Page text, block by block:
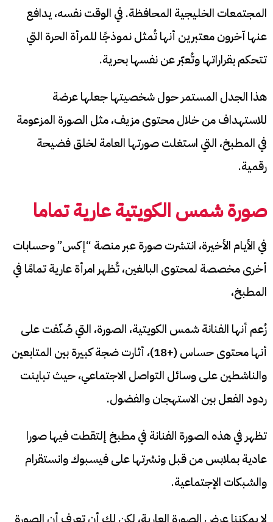
المجتمعات الخليجية المحافظة. في الوقت نفسه، يدافع
عنها آخرون معتبرين أنها تُمثل نموذجًا للمرأة الحرة التي
تتحكم بقراراتها وتُعبّر عن نفسها بحرية.
هذا الجدل المستمر حول شخصيتها جعلها عرضة
للاستهداف من خلال محتوى مزيف، مثل الصورة المزعومة
في المطبخ، التي استغلت صورتها العامة لخلق فضيحة
رقمية.
صورة شمس الكويتية عارية تماما
في الأيام الأخيرة، انتشرت صورة عبر منصة “إكس” وحسابات
أخرى مخصصة لمحتوى البالغين، تُظهر امرأة عارية تمامًا في
المطبخ،
زُعم أنها الفنانة شمس الكويتية، الصورة، التي صُنّفت على
أنها محتوى حساس (+18)، أثارت ضجة كبيرة بين المتابعين
والناشطين على وسائل التواصل الاجتماعي، حيث تباينت
ردود الفعل بين الاستهجان والفضول.
تظهر في هذه الصورة الفنانة في مطبخ إلتقطت فيها صورا
عادية بملابس من قبل ونشرتها على فيسبوك وانستقرام
والشبكات الإجتماعية.